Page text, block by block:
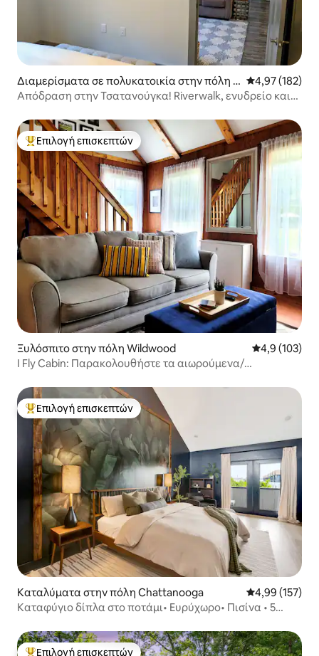
Διαμερίσματα σε πολυκατοικία στην πόλη C
hattanooga
Μέση
4,97 (182)
Απόδραση στην Τσατανούγκα! Riverwalk, ενυδρείο και
Κορυφαία επιλογή επισκεπτών
Επιλογή επισκεπτών
Ξυλόσπιτο στην πόλη Wildwood Μέση
4,9 (103)
I Fly Cabin: Παρακολουθήστε τα αιωρούμενα/
Κορυφαία επιλογή επισκεπτών
Επιλογή επισκεπτών
Καταλύματα στην πόλη Chattanooga Μέση
4,99 (157)
Καταφύγιο δίπλα στο ποτάμι• Ευρύχωρο• Πισίνα • 5
Επιλογή επισκεπτών